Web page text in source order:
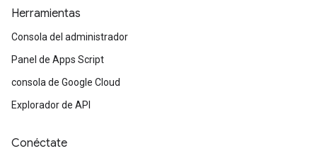
Herramientas
Consola del administrador
Panel de Apps Script
consola de Google Cloud
Explorador de API
Conéctate